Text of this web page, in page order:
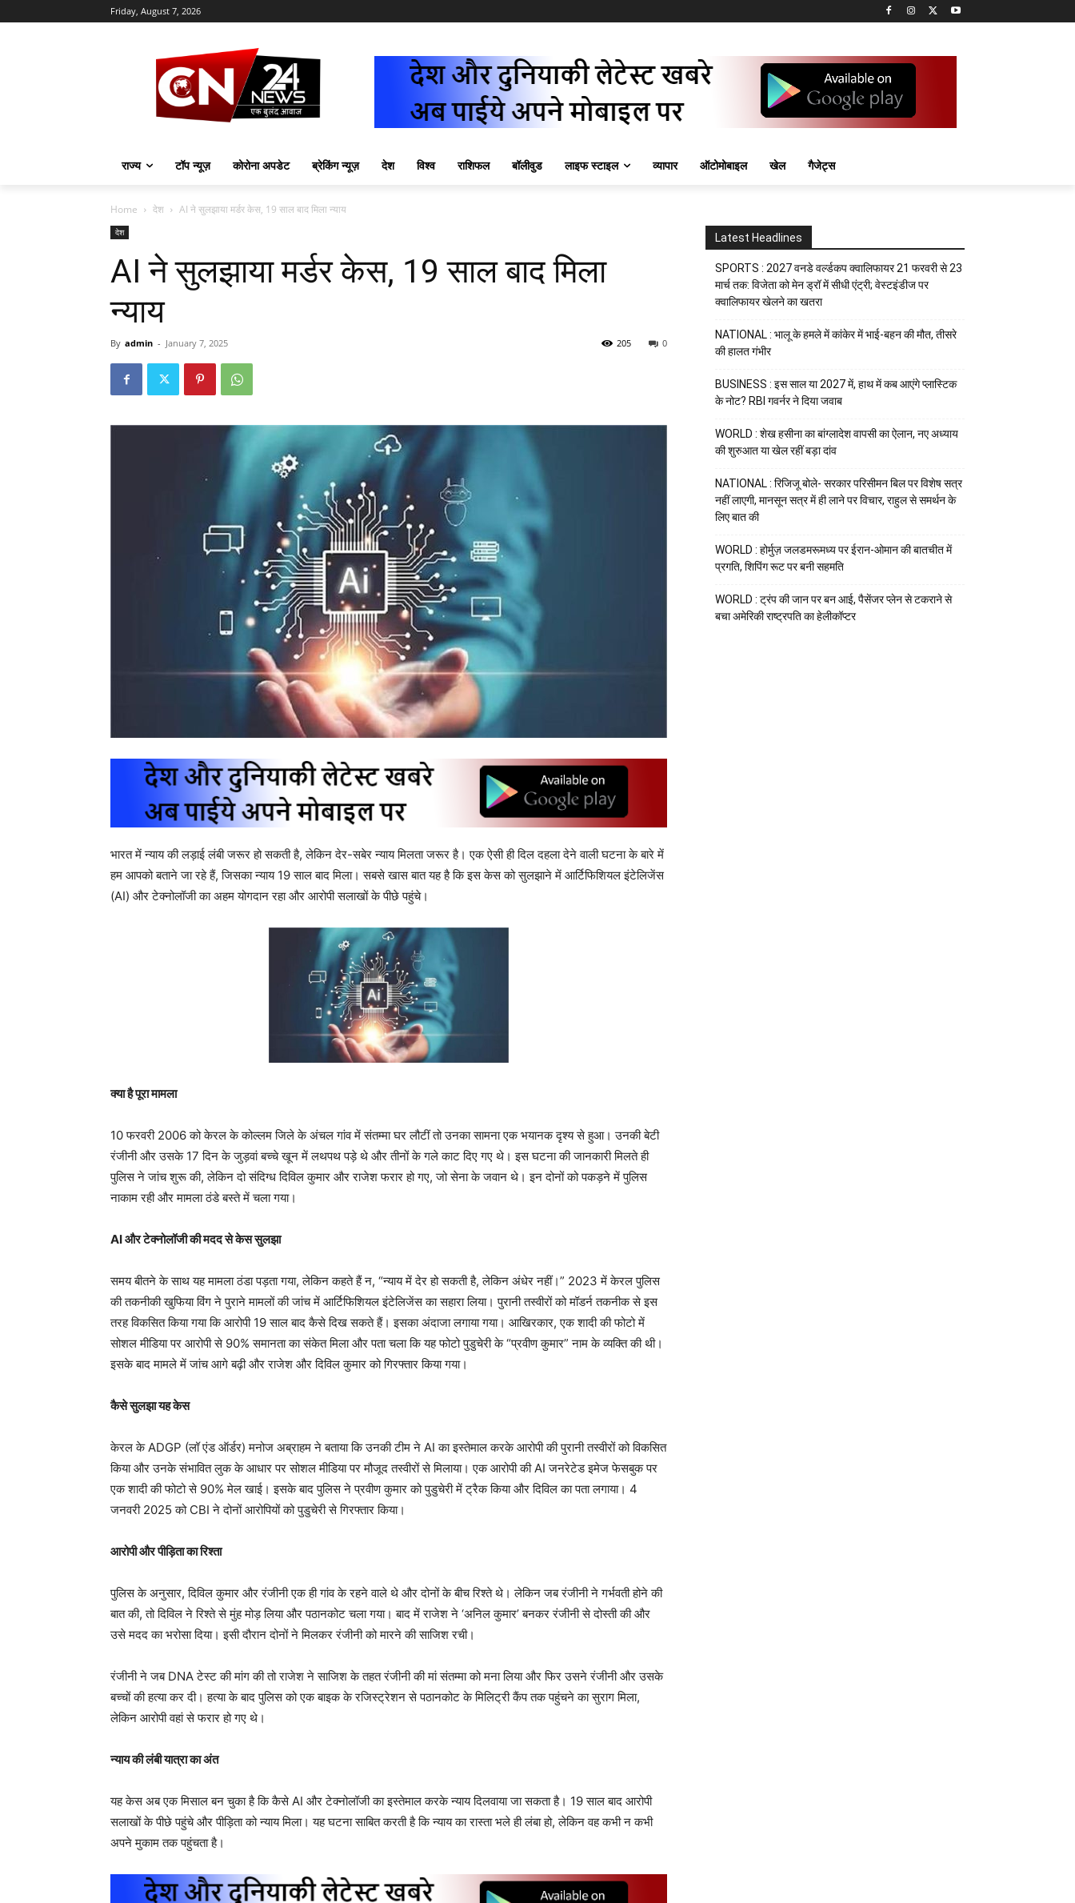
Friday, August 7, 2026
राज्य टॉप न्यूज़ कोरोना अपडेट ब्रेकिंग न्यूज़ देश विश्व राशिफल बॉलीवुड लाइफ स्टाइल व्यापार ऑटोमोबाइल खेल गैजेट्स
Home देश AI ने सुलझाया मर्डर केस, 19 साल बाद मिला न्याय
देश
AI ने सुलझाया मर्डर केस, 19 साल बाद मिला
न्याय
By admin - January 7, 2025 0
205
भारत में न्याय की लड़ाई लंबी जरूर हो सकती है, लेकिन देर-सबेर न्याय मिलता जरूर है। एक ऐसी ही दिल दहला देने वाली घटना के बारे में
हम आपको बताने जा रहे हैं, जिसका न्याय 19 साल बाद मिला। सबसे खास बात यह है कि इस केस को सुलझाने में आर्टिफिशियल इंटेलिजेंस
(AI) और टेक्नोलॉजी का अहम योगदान रहा और आरोपी सलाखों के पीछे पहुंचे।
क्या है पूरा मामला
10 फरवरी 2006 को केरल के कोल्लम जिले के अंचल गांव में संतम्मा घर लौटीं तो उनका सामना एक भयानक दृश्य से हुआ। उनकी बेटी
रंजीनी और उसके 17 दिन के जुड़वां बच्चे खून में लथपथ पड़े थे और तीनों के गले काट दिए गए थे। इस घटना की जानकारी मिलते ही
पुलिस ने जांच शुरू की, लेकिन दो संदिग्ध दिविल कुमार और राजेश फरार हो गए, जो सेना के जवान थे। इन दोनों को पकड़ने में पुलिस
नाकाम रही और मामला ठंडे बस्ते में चला गया।
AI और टेक्नोलॉजी की मदद से केस सुलझा
समय बीतने के साथ यह मामला ठंडा पड़ता गया, लेकिन कहते हैं न, “न्याय में देर हो सकती है, लेकिन अंधेर नहीं।” 2023 में केरल पुलिस
की तकनीकी खुफिया विंग ने पुराने मामलों की जांच में आर्टिफिशियल इंटेलिजेंस का सहारा लिया। पुरानी तस्वीरों को मॉडर्न तकनीक से इस
तरह विकसित किया गया कि आरोपी 19 साल बाद कैसे दिख सकते हैं। इसका अंदाजा लगाया गया। आखिरकार, एक शादी की फोटो में
सोशल मीडिया पर आरोपी से 90% समानता का संकेत मिला और पता चला कि यह फोटो पुडुचेरी के “प्रवीण कुमार” नाम के व्यक्ति की थी।
इसके बाद मामले में जांच आगे बढ़ी और राजेश और दिविल कुमार को गिरफ्तार किया गया।
कैसे सुलझा यह केस
केरल के ADGP (लॉ एंड ऑर्डर) मनोज अब्राहम ने बताया कि उनकी टीम ने AI का इस्तेमाल करके आरोपी की पुरानी तस्वीरों को विकसित
किया और उनके संभावित लुक के आधार पर सोशल मीडिया पर मौजूद तस्वीरों से मिलाया। एक आरोपी की AI जनरेटेड इमेज फेसबुक पर
एक शादी की फोटो से 90% मेल खाई। इसके बाद पुलिस ने प्रवीण कुमार को पुडुचेरी में ट्रैक किया और दिविल का पता लगाया। 4
जनवरी 2025 को CBI ने दोनों आरोपियों को पुडुचेरी से गिरफ्तार किया।
आरोपी और पीड़िता का रिश्ता
पुलिस के अनुसार, दिविल कुमार और रंजीनी एक ही गांव के रहने वाले थे और दोनों के बीच रिश्ते थे। लेकिन जब रंजीनी ने गर्भवती होने की
बात की, तो दिविल ने रिश्ते से मुंह मोड़ लिया और पठानकोट चला गया। बाद में राजेश ने ‘अनिल कुमार’ बनकर रंजीनी से दोस्ती की और
उसे मदद का भरोसा दिया। इसी दौरान दोनों ने मिलकर रंजीनी को मारने की साजिश रची।
रंजीनी ने जब DNA टेस्ट की मांग की तो राजेश ने साजिश के तहत रंजीनी की मां संतम्मा को मना लिया और फिर उसने रंजीनी और उसके
बच्चों की हत्या कर दी। हत्या के बाद पुलिस को एक बाइक के रजिस्ट्रेशन से पठानकोट के मिलिट्री कैंप तक पहुंचने का सुराग मिला,
लेकिन आरोपी वहां से फरार हो गए थे।
न्याय की लंबी यात्रा का अंत
यह केस अब एक मिसाल बन चुका है कि कैसे AI और टेक्नोलॉजी का इस्तेमाल करके न्याय दिलवाया जा सकता है। 19 साल बाद आरोपी
सलाखों के पीछे पहुंचे और पीड़िता को न्याय मिला। यह घटना साबित करती है कि न्याय का रास्ता भले ही लंबा हो, लेकिन वह कभी न कभी
अपने मुकाम तक पहुंचता है।
Latest Headlines
SPORTS : 2027 वनडे वर्ल्डकप क्वालिफायर 21 फरवरी से 23
मार्च तक: विजेता को मेन ड्रॉ में सीधी एंट्री; वेस्टइंडीज पर
क्वालिफायर खेलने का खतरा
NATIONAL : भालू के हमले में कांकेर में भाई-बहन की मौत, तीसरे
की हालत गंभीर
BUSINESS : इस साल या 2027 में, हाथ में कब आएंगे प्लास्टिक
के नोट? RBI गवर्नर ने दिया जवाब
WORLD : शेख हसीना का बांग्लादेश वापसी का ऐलान, नए अध्याय
की शुरुआत या खेल रहीं बड़ा दांव
NATIONAL : रिजिजू बोले- सरकार परिसीमन बिल पर विशेष सत्र
नहीं लाएगी, मानसून सत्र में ही लाने पर विचार, राहुल से समर्थन के
लिए बात की
WORLD : होर्मुज़ जलडमरूमध्य पर ईरान-ओमान की बातचीत में
प्रगति, शिपिंग रूट पर बनी सहमति
WORLD : ट्रंप की जान पर बन आई, पैसेंजर प्लेन से टकराने से
बचा अमेरिकी राष्ट्रपति का हेलीकॉप्टर